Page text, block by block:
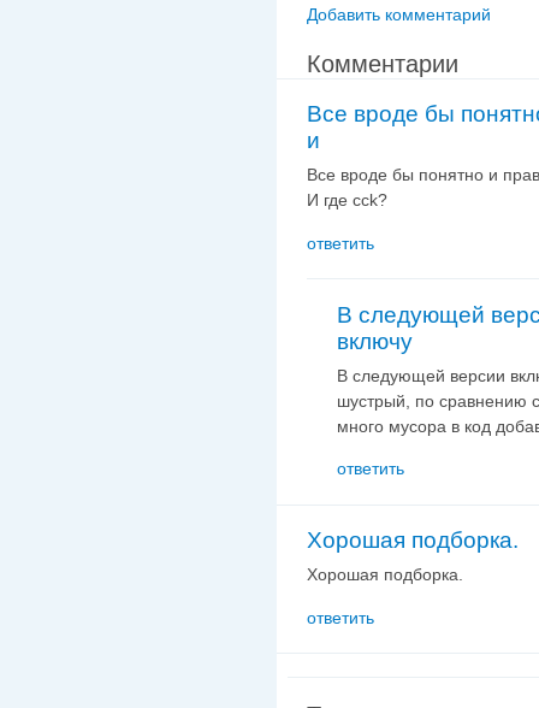
Добавить комментарий
Комментарии
Все вроде бы
и
Все вроде бы понятно и
И где cck?
ответить
В следующей
включу
В следующей версии
шустрый, по сравнению
много мусора в код
ответить
Хорошая подборка.
Хорошая подборка.
ответить